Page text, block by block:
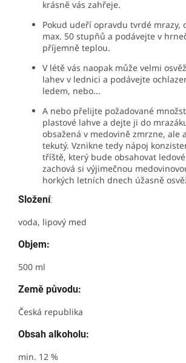
krásně vás zahřeje.
Pokud udeří opravdu tvrdé mrazy,
max. 50 stupňů a podávejte v
příjemně teplou.
V létě vás naopak může velmi
lahev v lednici a podávejte
ledem, nebo...
A nebo přelijte požadované
plastové lahve a dejte ji do
obsažená v medovině zmrzne, ale
tekutý. Vznikne tedy nápoj
tříště, který bude obsahovat
zachová si výjimečnou
horkých letních dnech úžasně
Složení:
voda, lipový med
Objem:
500 ml
Země původu:
Česká republika
Obsah alkoholu:
min. 12 %